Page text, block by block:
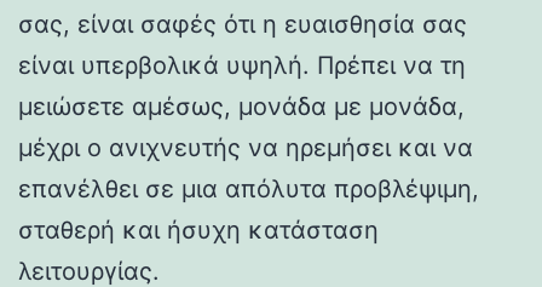
σας, είναι σαφές ότι η ευαισθησία σας
είναι υπερβολικά υψηλή. Πρέπει να τη
μειώσετε αμέσως, μονάδα με μονάδα,
μέχρι ο ανιχνευτής να ηρεμήσει και να
επανέλθει σε μια απόλυτα προβλέψιμη,
σταθερή και ήσυχη κατάσταση
λειτουργίας.